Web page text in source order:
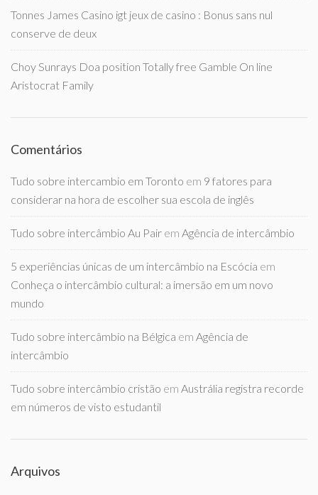
Tonnes James Casino igt jeux de casino : Bonus sans nul
conserve de deux
Choy Sunrays Doa position Totally free Gamble On line
Aristocrat Family
Comentários
Tudo sobre intercambio em Toronto em 9 fatores para
considerar na hora de escolher sua escola de inglês
Tudo sobre intercâmbio Au Pair em Agência de intercâmbio
5 experiências únicas de um intercâmbio na Escócia em
Conheça o intercâmbio cultural: a imersão em um novo
mundo
Tudo sobre intercâmbio na Bélgica em Agência de
intercâmbio
Tudo sobre intercâmbio cristão em Austrália registra recorde
em números de visto estudantil
Arquivos